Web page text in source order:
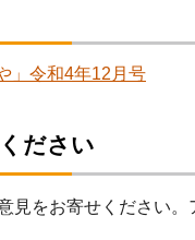
」令和4年12月号
ださい
見をお寄せください